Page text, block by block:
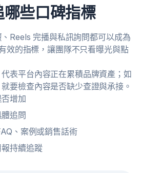
些口碑指標
Reels 完播與私訊詢問都可以成為
效的指標，讓團隊不只看曝光與點
表平台內容正在累積品牌資產；如
要檢查內容是否缺少查證與承接。
增加
追問
、案例或銷售話術
持續追蹤